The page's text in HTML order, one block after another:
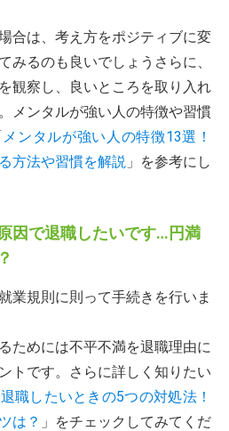
合は、考え方をポジティブに変
みるのも良いでしょうさらに、
観察し、良いところを取り入れ
メンタルが強い人の特徴や習慣
メンタルが強い人の特徴13選！
方法や習慣を解説 」を参考にし
因で退職したいです…円満
業規則に則って手続きを行いま
ためには不平不満を退職理由に
トです。さらに詳しく知りたい
職したいときの5つの対処法！
は？ 」をチェックしてみてくだ